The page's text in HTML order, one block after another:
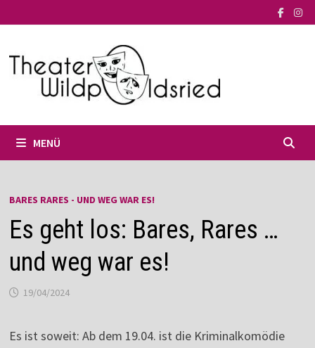
Inhalt
MENÜ
BARES RARES - UND WEG WAR ES!
Es geht los: Bares, Rares …
und weg war es!
19/04/2024
Es ist soweit: Ab dem 19.04. ist die Kriminalkomödie